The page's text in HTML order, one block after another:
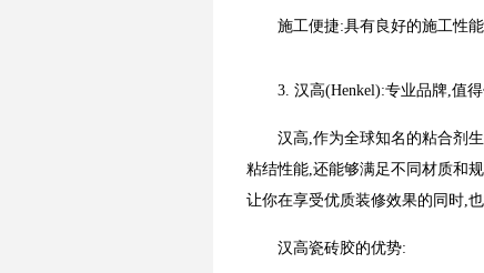
施工便捷:具有良好的施工性能
3. 汉高(Henkel):专业品牌,值
汉高,作为全球知名的粘合剂
粘结性能,还能够满足不同材质和
让你在享受优质装修效果的同时,
汉高瓷砖胶的优势: